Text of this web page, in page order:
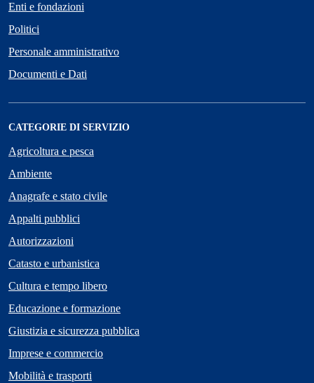
Enti e fondazioni
Politici
Personale amministrativo
Documenti e Dati
CATEGORIE DI SERVIZIO
Agricoltura e pesca
Ambiente
Anagrafe e stato civile
Appalti pubblici
Autorizzazioni
Catasto e urbanistica
Cultura e tempo libero
Educazione e formazione
Giustizia e sicurezza pubblica
Imprese e commercio
Mobilità e trasporti